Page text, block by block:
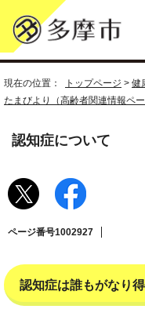
現在の位置： トップページ > 健
たまびより（高齢者関連情報ペー
認知症について
ページ番号1002927
認知症は誰もがなり